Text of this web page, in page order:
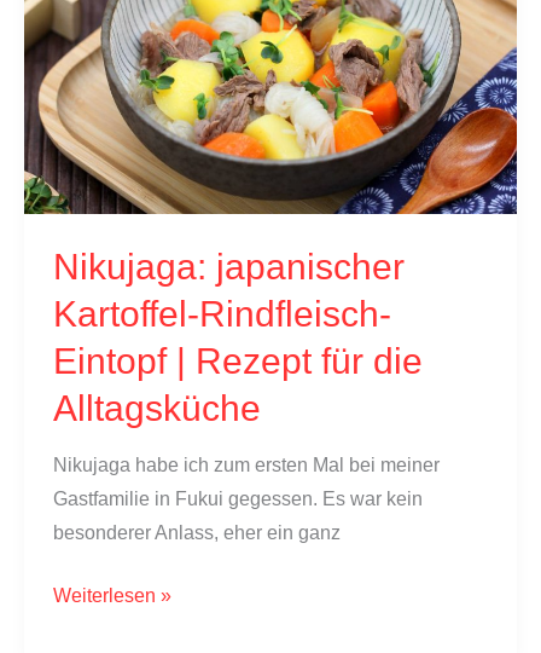
Pao
Huhn
aus
der
Sichuan
Küche
Erdnüssen
Chili
Nikujaga: japanischer
Kartoffel-Rindfleisch-
Eintopf | Rezept für die
Alltagsküche
Nikujaga habe ich zum ersten Mal bei meiner
Gastfamilie in Fukui gegessen. Es war kein
besonderer Anlass, eher ein ganz
Nikujaga:
Weiterlesen »